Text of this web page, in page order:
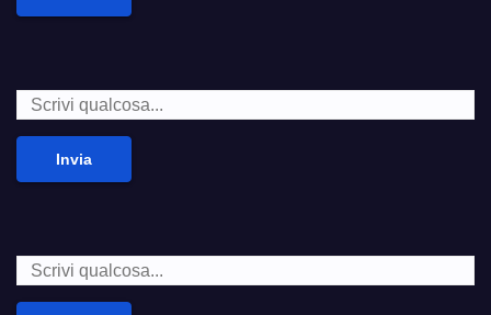
Invia